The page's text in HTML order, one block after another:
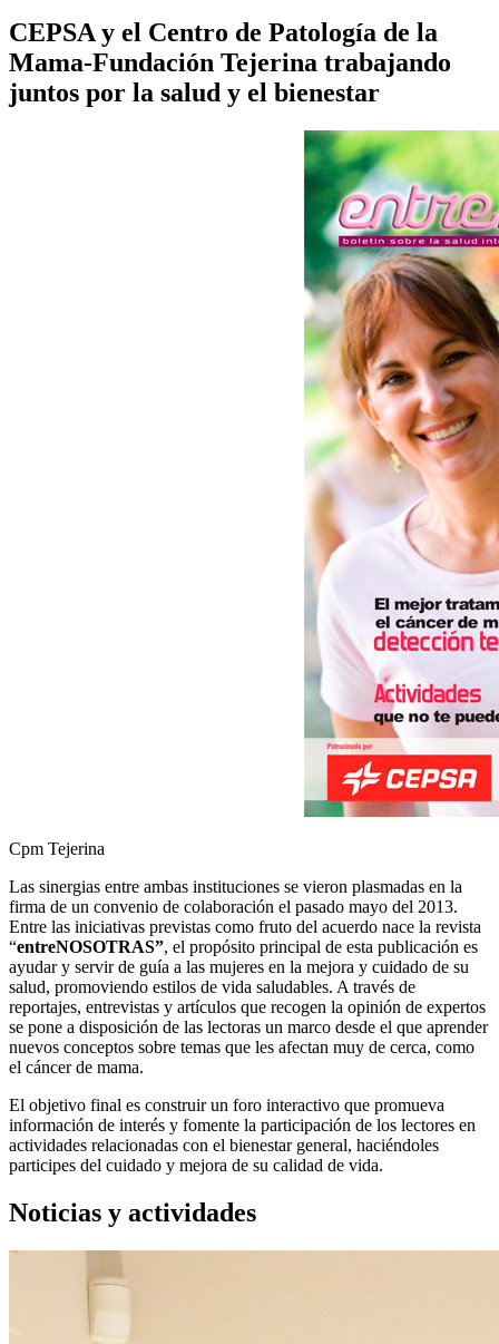
CEPSA y el Centro de Patología de la
Mama-Fundación Tejerina trabajando
juntos por la salud y el bienestar
Cpm Tejerina
Las sinergias entre ambas instituciones se vieron plasmadas en la
firma de un convenio de colaboración el pasado mayo del 2013.
Entre las iniciativas previstas como fruto del acuerdo nace la revista
“entreNOSOTRAS”, el propósito principal de esta publicación es
ayudar y servir de guía a las mujeres en la mejora y cuidado de su
salud, promoviendo estilos de vida saludables. A través de
reportajes, entrevistas y artículos que recogen la opinión de expertos
se pone a disposición de las lectoras un marco desde el que aprender
nuevos conceptos sobre temas que les afectan muy de cerca, como
el cáncer de mama.
El objetivo final es construir un foro interactivo que promueva
información de interés y fomente la participación de los lectores en
actividades relacionadas con el bienestar general, haciéndoles
participes del cuidado y mejora de su calidad de vida.
Noticias y actividades